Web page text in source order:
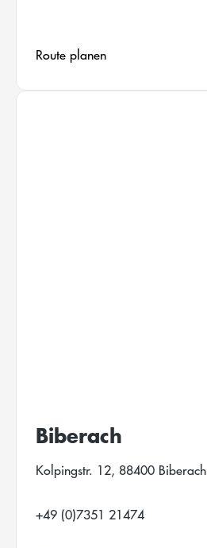
Route planen
Biberach
Kolpingstr. 12, 88400 Biberach
+49 (0)7351 21474